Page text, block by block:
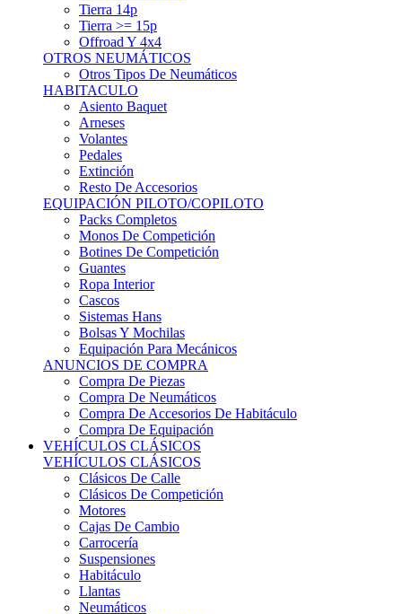
Tierra 14p
Tierra >= 15p
Offroad Y 4x4
OTROS NEUMÁTICOS
Otros Tipos De Neumáticos
HABITACULO
Asiento Baquet
Arneses
Volantes
Pedales
Extinción
Resto De Accesorios
EQUIPACIÓN PILOTO/COPILOTO
Packs Completos
Monos De Competición
Botines De Competición
Guantes
Ropa Interior
Cascos
Sistemas Hans
Bolsas Y Mochilas
Equipación Para Mecánicos
ANUNCIOS DE COMPRA
Compra De Piezas
Compra De Neumáticos
Compra De Accesorios De Habitáculo
Compra De Equipación
VEHÍCULOS CLÁSICOS
VEHÍCULOS CLÁSICOS
Clásicos De Calle
Clásicos De Competición
Motores
Cajas De Cambio
Carrocería
Suspensiones
Habitáculo
Llantas
Neumáticos